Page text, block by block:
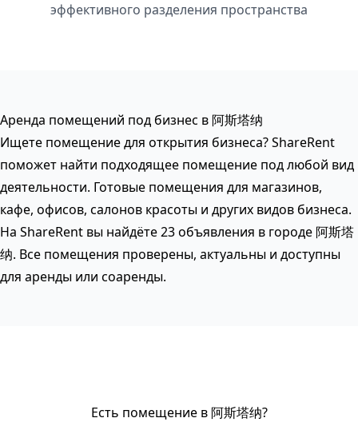
эффективного разделения пространства
Аренда помещений под бизнес в 阿斯塔纳
Ищете помещение для открытия бизнеса? ShareRent
поможет найти подходящее помещение под любой вид
деятельности. Готовые помещения для магазинов,
кафе, офисов, салонов красоты и других видов бизнеса.
На ShareRent вы найдёте 23 объявления в городе 阿斯塔
纳. Все помещения проверены, актуальны и доступны
для аренды или соаренды.
Есть помещение в 阿斯塔纳?